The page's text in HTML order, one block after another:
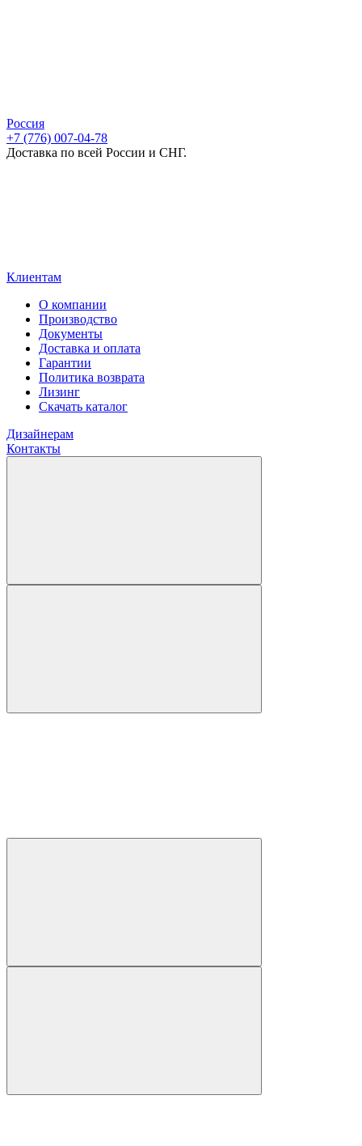
Россия
+7 (776) 007-04-78
Доставка по всей России и СНГ.
Клиентам
О компании
Производство
Документы
Доставка и оплата
Гарантии
Политика возврата
Лизинг
Скачать каталог
Дизайнерам
Контакты